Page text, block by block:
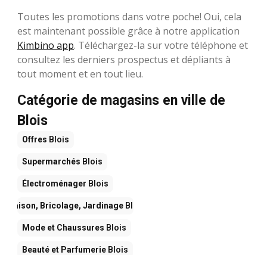
Toutes les promotions dans votre poche! Oui, cela
est maintenant possible grâce à notre application
Kimbino app. Téléchargez-la sur votre téléphone et
consultez les derniers prospectus et dépliants à
tout moment et en tout lieu.
Catégorie de magasins en ville de
Blois
Offres Blois
Supermarchés Blois
Électroménager Blois
Maison, Bricolage, JardinageBlois
Mode et Chaussures Blois
Beauté et Parfumerie Blois